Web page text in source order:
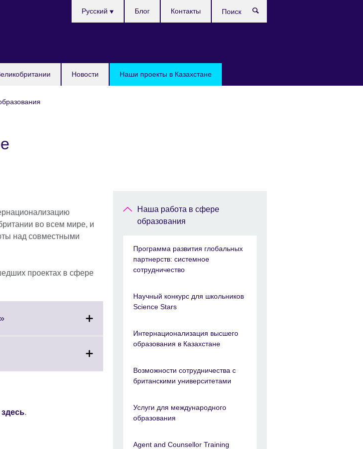
Новости Наши проекты в Казахстане
язык
Русский Блог Контакты
во всем мире, и
над совместными
проектах в сфере
Click
здесь.
Наша работа в сфере
образования
Программа развития глобальных
партнерств: системное
сотрудничество
Научный конкурс для школьников
Science Stars
Интернационализация высшего
образования в Казахстане
Возможности сотрудничества с
британскими университетами
Услуги для международного
образования
Agent and Counsellor Training